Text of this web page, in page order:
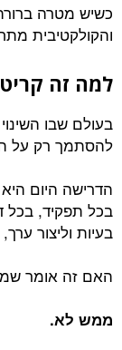
כשיש מטרה
והקולקטיבית
למה זה
בעולם שבו
להסתמך רק על
הדרישה היום
בכל תפקיד, בכל
בעיות וליצור
האם זה אומר
ממש לא.